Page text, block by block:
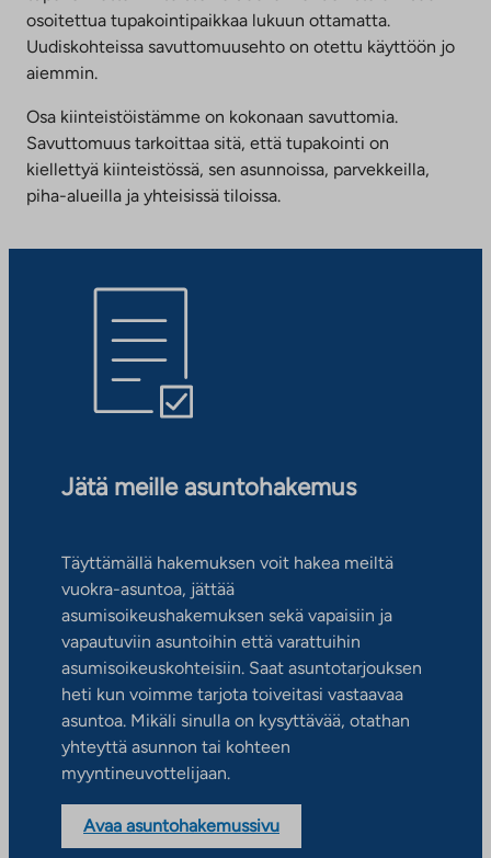
osoitettua tupakointipaikkaa lukuun ottamatta.
Uudiskohteissa savuttomuusehto on otettu käyttöön jo
aiemmin.
Osa kiinteistöistämme on kokonaan savuttomia.
Savuttomuus tarkoittaa sitä, että tupakointi on
kiellettyä kiinteistössä, sen asunnoissa, parvekkeilla,
piha-alueilla ja yhteisissä tiloissa.
Jätä meille asuntohakemus
Täyttämällä hakemuksen voit hakea meiltä
vuokra-asuntoa, jättää
asumisoikeushakemuksen sekä vapaisiin ja
vapautuviin asuntoihin että varattuihin
asumisoikeuskohteisiin. Saat asuntotarjouksen
heti kun voimme tarjota toiveitasi vastaavaa
asuntoa. Mikäli sinulla on kysyttävää, otathan
yhteyttä asunnon tai kohteen
myyntineuvottelijaan.
Avaa asuntohakemussivu